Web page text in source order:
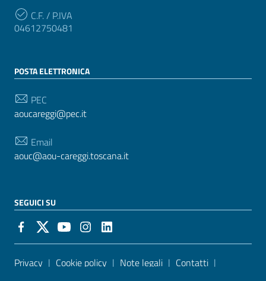
C.F. / P.IVA
04612750481
POSTA ELETTRONICA
PEC
aoucareggi@pec.it
Email
aouc@aou-careggi.toscana.it
SEGUICI SU
Sezione Link Utili
Privacy | Cookie policy | Note legali | Contatti |